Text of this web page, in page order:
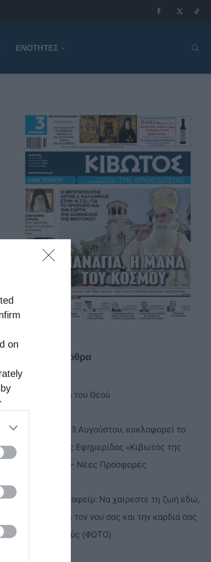
on
it to
ΕΝΟΤΗΤΕΣ
Τελευταία άρθρα
Η Παιδαγωγία του Θεού
Την Πέμπτη, 13 Αυγούστου, κυκλοφορεί το
νέο φύλλο της Εφημερίδας «Κιβωτός της
Ορθοδοξίας» – Νέες Προσφορές
Πειραιώς Σεραφείμ: Να χαίρεστε τη ζωή εδώ,
αλλά να έχετε τον νου σας και την καρδιά σας
στους ουρανούς (ΦΩΤΟ)